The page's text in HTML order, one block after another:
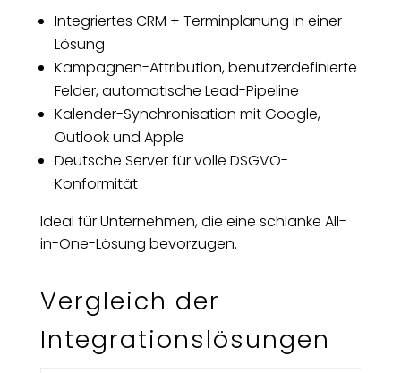
Integriertes CRM + Terminplanung in einer
Lösung
Kampagnen-Attribution, benutzerdefinierte
Felder, automatische Lead-Pipeline
Kalender-Synchronisation mit Google,
Outlook und Apple
Deutsche Server für volle DSGVO-
Konformität
Ideal für Unternehmen, die eine schlanke All-
in-One-Lösung bevorzugen.
Vergleich der
Integrationslösungen